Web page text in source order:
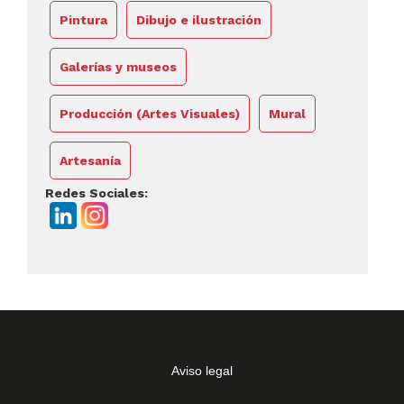
Pintura Dibujo e ilustración
Galerías y museos
Producción (Artes Visuales) Mural
Artesanía
Redes Sociales:
Aviso legal